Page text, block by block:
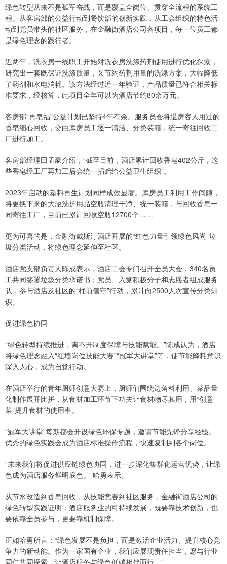
绿色转型从来不是孤军奋战，而是覆盖全岗位、贯穿全流程的系统工
程。从客房部的公益行动到餐饮部的创新实践，从工会组织的特色活
动到党员带头的社区服务，在金融街酒店公司各项目，每一位员工都
是绿色理念的践行者。
近两年，洗衣房一线职工开始对洗衣房洗涤药剂使用进行优化探索，
研究出一套既保证洗涤质量，又节约药剂用量的洗涤方案，大幅降低
了药剂和水电消耗。该方法经过近一年验证，产品质量已符合相关标
准要求，经核算，此项目全年可以为酒店节约80余万元。
客房部“再皂福”公益计划已坚持4年有余。服务员会将退房客人用过的
香皂细心回收，交由库房员工逐一清洁、分类装箱，统一寄往回收工
厂进行加工。
客房部经理田孟豪介绍，“截至目前，酒店累计回收香皂402公斤，这
些香皂经工厂再加工后会统一捐赠给公益卫生组织”。
2023年启动的塑料再生计划同样成效显著。库房员工利用工作间隙，
将更换下来的大瓶洗护用品空瓶清理干净、统一装箱，与回收香皂一
同寄往工厂，目前已累计回收空瓶12700个……
更为可喜的是，金融街威斯汀酒店开展的“红色力量引领绿色风尚”垃
圾分类活动，将绿色理念延伸至社区。
酒店党支部负责人陈成表示，酒店工会专门召开全员大会，340名员
工共同签署垃圾分类承诺书；党员、入党积极分子和志愿者组成服务
队，参与酒店及社区的“桶前值守”行动，累计向2500人次宣传分类知
识。
促进绿色协同
“绿色转型持续推进，离不开制度保障与技能赋能。”陈成认为，酒店
将绿色理念融入“红墙岗位技能大赛”“冠军大讲堂”等，使节能降耗意识
深入人心，成为自觉行动。
在酒店举行的青年厨师创意大赛上，厨师们围绕边角料利用、菜品量
化制作展开比拼，从食材加工环节下功夫让食材物尽其用，用“创意
菜”提升食材的使用率。
“冠军大讲堂”每期都会开设绿色环保专题，邀请节能先锋分享经验。
优秀的绿色实践会成为酒店标准操作流程，快速复制到各个岗位。
“未来我们将促进供应链绿色协同，进一步深化集群化运营优势，让绿
色成为酒店服务鲜明底色。”哈勇表示。
从节水改造到香皂回收，从技能竞赛到社区服务，金融街酒店公司的
绿色转型实践证明：酒店服务业的可持续发展，既要靠技术创新，也
要依靠全员参与，更要靠机制保障。
正如哈勇所言：“绿色发展不是负担，而是激活企业活力、提升核心竞
争力的新动能。作为一家国有企业，我们应展现责任担当，愿与行业